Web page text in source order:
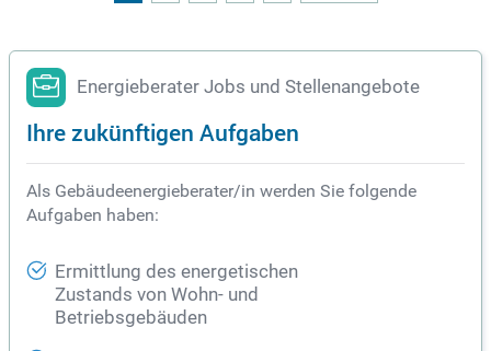
Energieberater Jobs und Stellenangebote
Ihre zukünftigen Aufgaben
Als Gebäudeenergieberater/in werden Sie folgende
Aufgaben haben:
Ermittlung des energetischen
Zustands von Wohn- und
Betriebsgebäuden